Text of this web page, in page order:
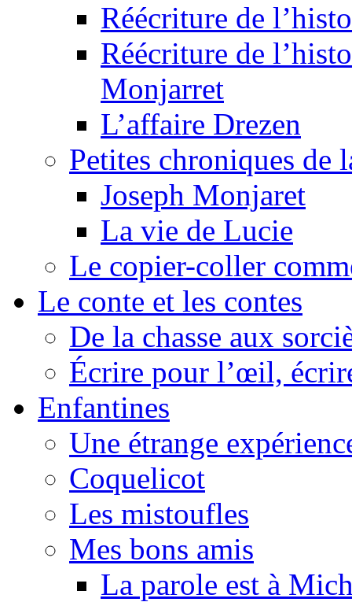
Réécriture de
Réécriture de
Monjarret
L’affaire Drezen
Petites chroniques de
Joseph Monjaret
La vie de Lucie
Le copier-coller
Le conte et les contes
De la chasse aux
Écrire pour l’œil,
Enfantines
Une étrange
Coquelicot
Les mistoufles
Mes bons amis
La parole est à